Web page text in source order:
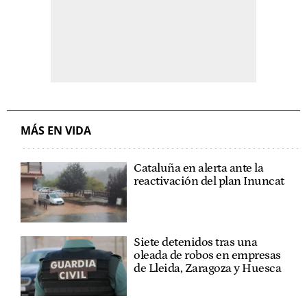
MÁS EN VIDA
Cataluña en alerta ante la
reactivación del plan Inuncat
Siete detenidos tras una
oleada de robos en empresas
de Lleida, Zaragoza y Huesca